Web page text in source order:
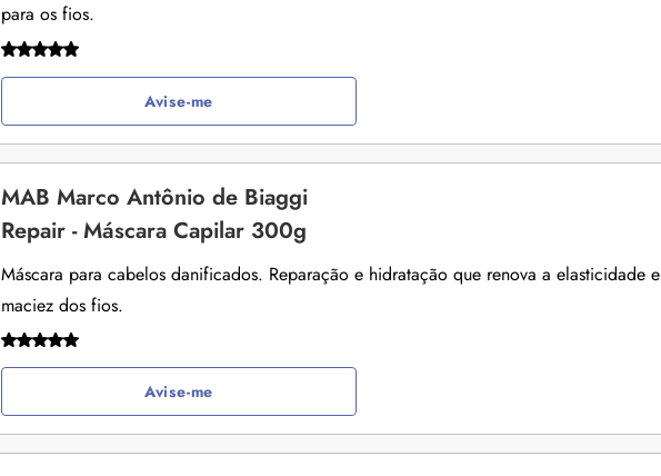
para os fios.
Avise-me
MAB Marco Antônio de Biaggi
Repair - Máscara Capilar 300g
Máscara para cabelos danificados. Reparação e hidratação que renova a elasticidade
maciez dos fios.
Avise-me